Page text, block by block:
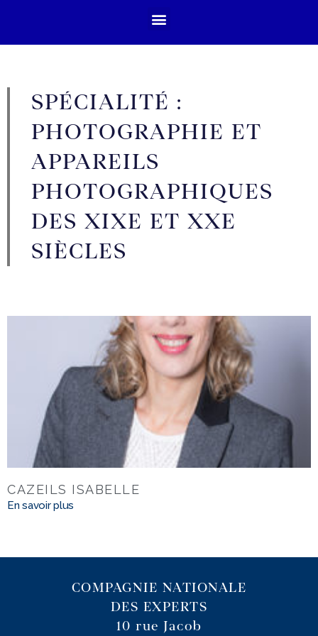
SPÉCIALITÉ :
PHOTOGRAPHIE ET
APPAREILS
PHOTOGRAPHIQUES
DES XIXE ET XXE
SIÈCLES
CAZEILS ISABELLE
En savoir plus
COMPAGNIE NATIONALE
DES EXPERTS
10 rue Jacob